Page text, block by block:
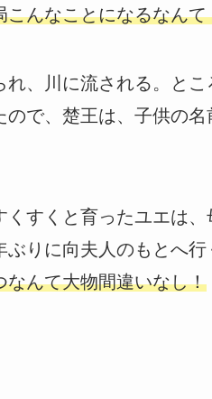
んなことになるなんて
、川に流される。と
で、楚王は、子供の名
くすくと育ったユエは
りに向夫人のもとへ行
なんて大物間違いなし！